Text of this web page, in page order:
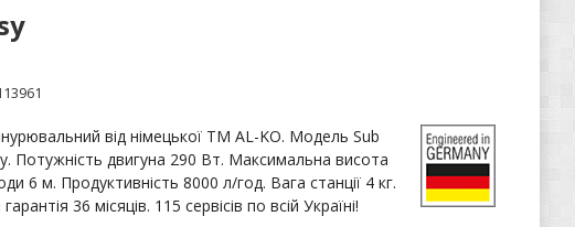
від німецької ТМ AL-KO. Модель Sub
Потужність двигуна 290 Вт. Максимальна висота
6 м. Продуктивність 8000 л/год. Вага станції 4 кг.
36 місяців. 115 сервісів по всій Україні!